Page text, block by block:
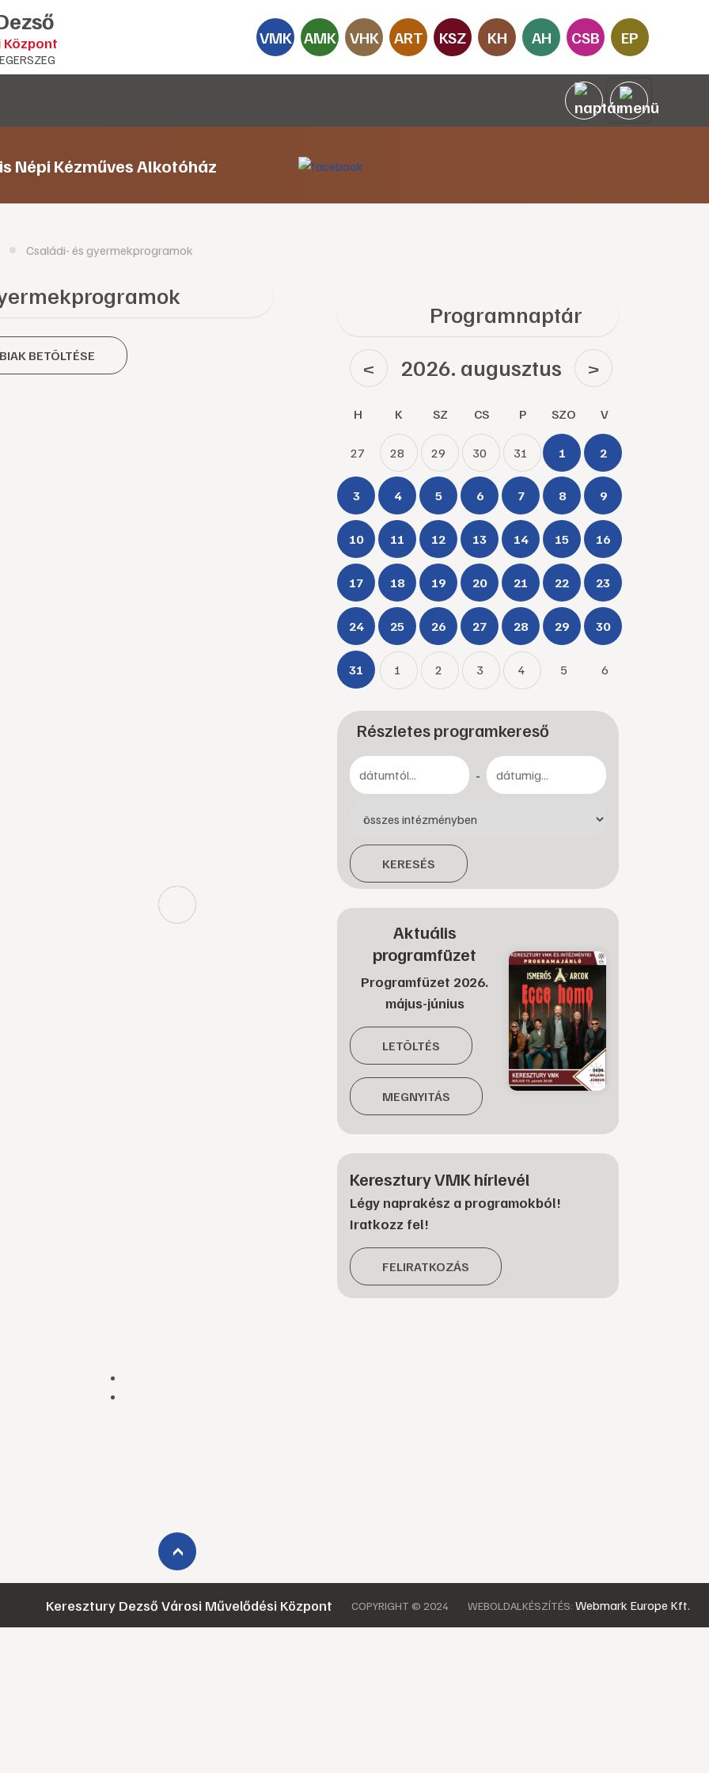
Központ VMK AMK VHK ART KSZ KH AH CSB EP
Népi Kézműves Alkotóház
Családi- és gyermekprogramok
BETÖLTÉSE
Programnaptár
< 2026. augusztus >
H K SZ CS P SZO V
27 28 29 30 31 1 2
3 4 5 6 7 8 9
10 11 12 13 14 15 16
17 18 19 20 21 22 23
24 25 26 27 28 29 30
31 1 2 3 4 5 6
Részletes programkereső
-
KERESÉS
Aktuális
programfüzet
Programfüzet 2026.
május-június
LETÖLTÉS
MEGNYITÁS
Keresztury VMK hírlevél
Légy naprakész a programokból!
Iratkozz fel!
FELIRATKOZÁS
›
Keresztury Dezső Városi Művelődési Központ COPYRIGHT © 2024 WEBOLDALKÉSZÍTÉS: Webmark Europe Kft.